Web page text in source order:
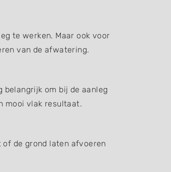
te werken. Maar ook voor
van de afwatering.
belangrijk om bij de aanleg
mooi vlak resultaat.
de grond laten afvoeren